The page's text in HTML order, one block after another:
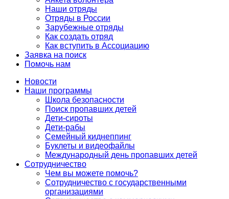
Наши отряды
Отряды в России
Зарубежные отряды
Как создать отряд
Как вступить в Ассоциацию
Заявка на поиск
Помочь нам
Новости
Наши программы
Школа безопасности
Поиск пропавших детей
Дети-сироты
Дети-рабы
Семейный киднеппинг
Буклеты и видеофайлы
Международный день пропавших детей
Сотрудничество
Чем вы можете помочь?
Сотрудничество с государственными
организациями